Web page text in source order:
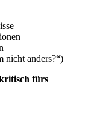
nicht anders?“)
fürs